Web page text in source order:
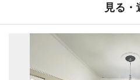
見る・